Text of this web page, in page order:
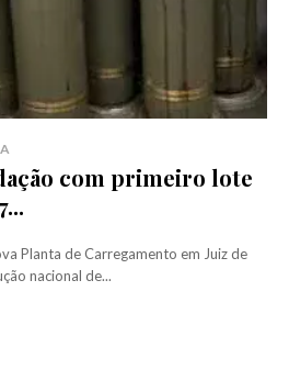
com primeiro lote
Planta de Carregamento em Juiz de
nacional de...